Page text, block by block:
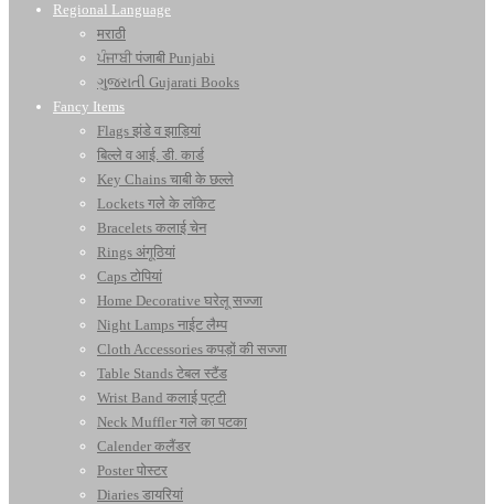
Regional Language
मराठी
ਪੰਜਾਬੀ पंजाबी Punjabi
ગુજરાતી Gujarati Books
Fancy Items
Flags झंडे व झाड़ियां
बिल्ले व आई. डी. कार्ड
Key Chains चाबी के छल्ले
Lockets गले के लॉकेट
Bracelets कलाई चेन
Rings अंगूठियां
Caps टोपियां
Home Decorative घरेलू सज्जा
Night Lamps नाईट लैम्प
Cloth Accessories कपड़ों की सज्जा
Table Stands टेबल स्टैंड
Wrist Band कलाई पट्टी
Neck Muffler गले का पटका
Calender कलैंडर
Poster पोस्टर
Diaries डायरियां